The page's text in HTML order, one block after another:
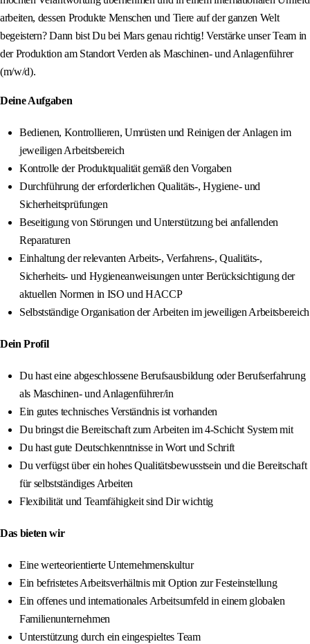
arbeiten, dessen Produkte Menschen und Tiere auf der ganzen Welt
begeistern? Dann bist Du bei Mars genau richtig! Verstärke unser Team in
der Produktion am Standort Verden als Maschinen- und Anlagenführer
(m/w/d).
Deine Aufgaben
Bedienen, Kontrollieren, Umrüsten und Reinigen der Anlagen im
jeweiligen Arbeitsbereich
Kontrolle der Produktqualität gemäß den Vorgaben
Durchführung der erforderlichen Qualitäts-, Hygiene- und
Sicherheitsprüfungen
Beseitigung von Störungen und Unterstützung bei anfallenden
Reparaturen
Einhaltung der relevanten Arbeits-, Verfahrens-, Qualitäts-,
Sicherheits- und Hygieneanweisungen unter Berücksichtigung der
aktuellen Normen in ISO und HACCP
Selbstständige Organisation der Arbeiten im jeweiligen Arbeitsbereich
Dein Profil
Du hast eine abgeschlossene Berufsausbildung oder Berufserfahrung
als Maschinen- und Anlagenführer/in
Ein gutes technisches Verständnis ist vorhanden
Du bringst die Bereitschaft zum Arbeiten im 4-Schicht System mit
Du hast gute Deutschkenntnisse in Wort und Schrift
Du verfügst über ein hohes Qualitätsbewusstsein und die Bereitschaft
für selbstständiges Arbeiten
Flexibilität und Teamfähigkeit sind Dir wichtig
Das bieten wir
Eine werteorientierte Unternehmenskultur
Ein befristetes Arbeitsverhältnis mit Option zur Festeinstellung
Ein offenes und internationales Arbeitsumfeld in einem globalen
Familienunternehmen
Unterstützung durch ein eingespieltes Team